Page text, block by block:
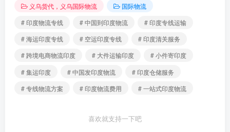
义乌货代，义乌国际物流
国际物流
# 印度物流专线
# 中国到印度物流
# 印度专线运输
# 海运印度专线
# 空运印度专线
# 印度清关服务
# 跨境电商物流印度
# 大件运输印度
# 小件寄印度
# 集运印度
# 中国发印度物流
# 印度仓储服务
# 专线物流方案
# 印度物流费用 # 一站式印度物流
喜欢就支持一下吧